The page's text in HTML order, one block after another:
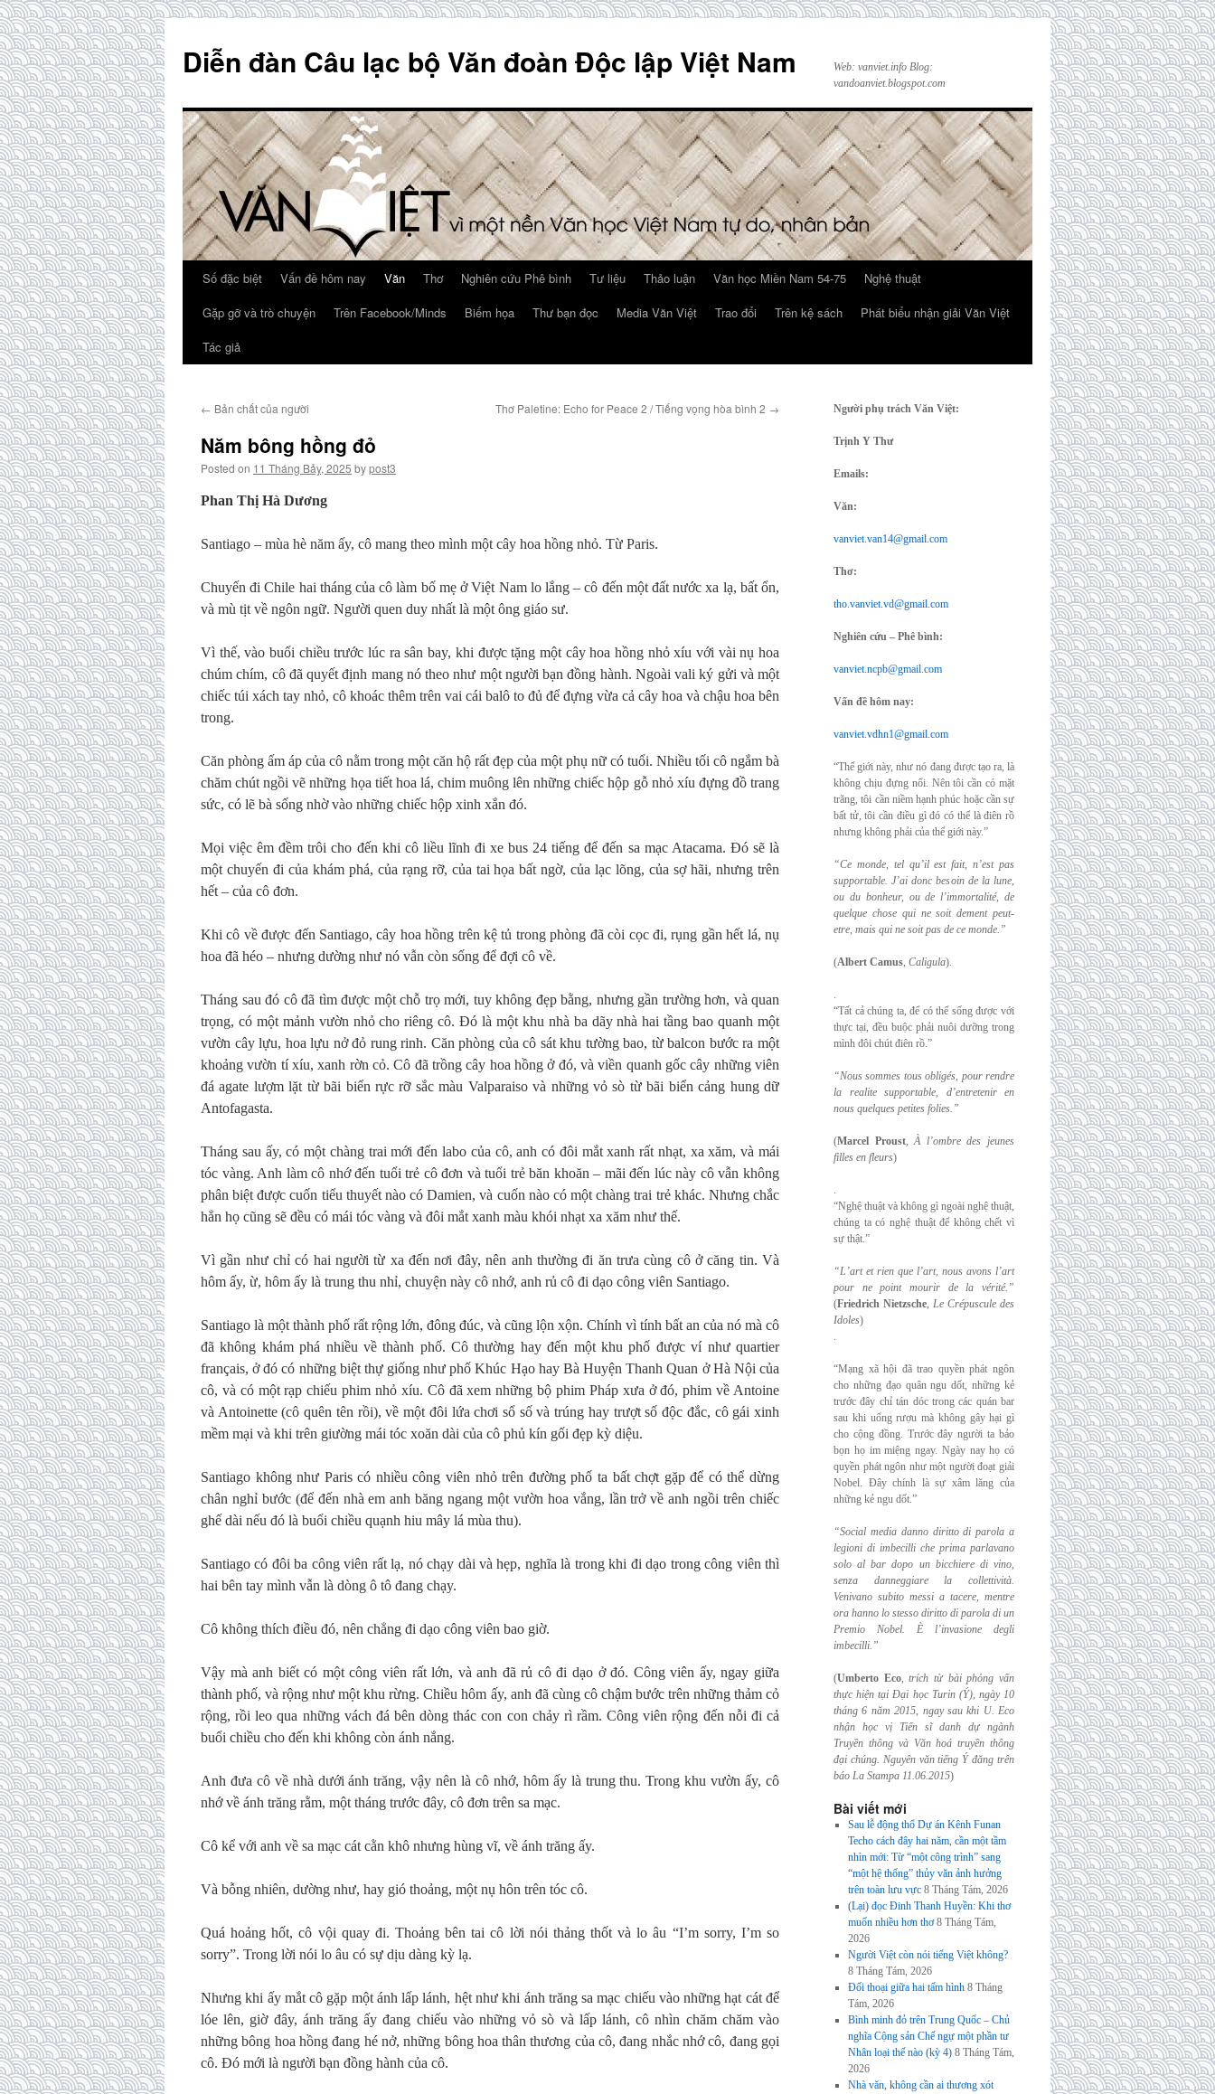
content
Diễn đàn Câu lạc bộ Văn đoàn Độc lập Việt Nam
Web: vanviet.info Blog:
vandoanviet.blogspot.com
Số đặc biệt Vấn đề hôm nay Văn Thơ Nghiên cứu Phê bình Tư liệu Thảo luận Văn học Miền Nam 54-75
Nghệ thuật
Gặp gỡ và trò chuyện
Trên Facebook/Minds Biếm họa Thư bạn đọc Media Văn Việt Trao đổi Trên kệ sách
Phát biểu nhận giải Văn Việt
Tác giả
← Bản chất của người Thơ Paletine: Echo for Peace 2 / Tiếng vọng hòa bình 2 →
Năm bông hồng đỏ
Posted on 11 Tháng Bảy, 2025 bypost3
Phan Thị Hà Dương
Santiago – mùa hè năm ấy, cô mang theo mình một cây hoa hồng nhỏ. Từ Paris.
Chuyến đi Chile hai tháng của cô làm bố mẹ ở Việt Nam lo lắng – cô đến một đất nước xa lạ, bất ổn,
và mù tịt về ngôn ngữ. Người quen duy nhất là một ông giáo sư.
Vì thế, vào buổi chiều trước lúc ra sân bay, khi được tặng một cây hoa hồng nhỏ xíu với vài nụ hoa
chúm chím, cô đã quyết định mang nó theo như một người bạn đồng hành. Ngoài vali ký gửi và một
chiếc túi xách tay nhỏ, cô khoác thêm trên vai cái balô to đủ để đựng vừa cả cây hoa và chậu hoa bên
trong.
Căn phòng ấm áp của cô nằm trong một căn hộ rất đẹp của một phụ nữ có tuổi. Nhiều tối cô ngắm bà
chăm chút ngồi vẽ những họa tiết hoa lá, chim muông lên những chiếc hộp gỗ nhỏ xíu đựng đồ trang
sức, có lẽ bà sống nhờ vào những chiếc hộp xinh xắn đó.
Mọi việc êm đềm trôi cho đến khi cô liều lĩnh đi xe bus 24 tiếng để đến sa mạc Atacama. Đó sẽ là
một chuyến đi của khám phá, của rạng rỡ, của tai họa bất ngờ, của lạc lõng, của sợ hãi, nhưng trên
hết – của cô đơn.
Khi cô về được đến Santiago, cây hoa hồng trên kệ tủ trong phòng đã còi cọc đi, rụng gần hết lá, nụ
hoa đã héo – nhưng dường như nó vẫn còn sống để đợi cô về.
Tháng sau đó cô đã tìm được một chỗ trọ mới, tuy không đẹp bằng, nhưng gần trường hơn, và quan
trọng, có một mảnh vườn nhỏ cho riêng cô. Đó là một khu nhà ba dãy nhà hai tầng bao quanh một
vườn cây lựu, hoa lựu nở đỏ rung rinh. Căn phòng của cô sát khu tường bao, từ balcon bước ra một
khoảng vườn tí xíu, xanh rờn cỏ. Cô đã trồng cây hoa hồng ở đó, và viền quanh gốc cây những viên
đá agate lượm lặt từ bãi biển rực rỡ sắc màu Valparaiso và những vỏ sò từ bãi biển cảng hung dữ
Antofagasta.
Tháng sau ấy, có một chàng trai mới đến labo của cô, anh có đôi mắt xanh rất nhạt, xa xăm, và mái
tóc vàng. Anh làm cô nhớ đến tuổi trẻ cô đơn và tuổi trẻ băn khoăn – mãi đến lúc này cô vẫn không
phân biệt được cuốn tiểu thuyết nào có Damien, và cuốn nào có một chàng trai trẻ khác. Nhưng chắc
hẳn họ cũng sẽ đều có mái tóc vàng và đôi mắt xanh màu khói nhạt xa xăm như thế.
Vì gần như chỉ có hai người từ xa đến nơi đây, nên anh thường đi ăn trưa cùng cô ở căng tin. Và
hôm ấy, ừ, hôm ấy là trung thu nhỉ, chuyện này cô nhớ, anh rủ cô đi dạo công viên Santiago.
Santiago là một thành phố rất rộng lớn, đông đúc, và cũng lộn xộn. Chính vì tính bất an của nó mà cô
đã không khám phá nhiều về thành phố. Cô thường hay đến một khu phố được ví như quartier
français, ở đó có những biệt thự giống như phố Khúc Hạo hay Bà Huyện Thanh Quan ở Hà Nội của
cô, và có một rạp chiếu phim nhỏ xíu. Cô đã xem những bộ phim Pháp xưa ở đó, phim về Antoine
và Antoinette (cô quên tên rồi), về một đôi lứa chơi sổ số và trúng hay trượt số độc đắc, cô gái xinh
mềm mại và khi trên giường mái tóc xoăn dài của cô phủ kín gối đẹp kỳ diệu.
Santiago không như Paris có nhiều công viên nhỏ trên đường phố ta bất chợt gặp để có thể dừng
chân nghỉ bước (để đến nhà em anh băng ngang một vườn hoa vắng, lần trở về anh ngồi trên chiếc
ghế dài nếu đó là buổi chiều quạnh hiu mây lá mùa thu).
Santiago có đôi ba công viên rất lạ, nó chạy dài và hẹp, nghĩa là trong khi đi dạo trong công viên thì
hai bên tay mình vẫn là dòng ô tô đang chạy.
Cô không thích điều đó, nên chẳng đi dạo công viên bao giờ.
Vậy mà anh biết có một công viên rất lớn, và anh đã rủ cô đi dạo ở đó. Công viên ấy, ngay giữa
thành phố, và rộng như một khu rừng. Chiều hôm ấy, anh đã cùng cô chậm bước trên những thảm cỏ
rộng, rồi leo qua những vách đá bên dòng thác con con chảy rì rầm. Công viên rộng đến nỗi đi cả
buổi chiều cho đến khi không còn ánh nắng.
Anh đưa cô về nhà dưới ánh trăng, vậy nên là cô nhớ, hôm ấy là trung thu. Trong khu vườn ấy, cô
nhớ về ánh trăng rằm, một tháng trước đây, cô đơn trên sa mạc.
Cô kể với anh về sa mạc cát cằn khô nhưng hùng vĩ, về ánh trăng ấy.
Và bỗng nhiên, dường như, hay gió thoảng, một nụ hôn trên tóc cô.
Quá hoảng hốt, cô vội quay đi. Thoảng bên tai cô lời nói thảng thốt và lo âu “I’m sorry, I’m so
sorry”. Trong lời nói lo âu có sự dịu dàng kỳ lạ.
Nhưng khi ấy mắt cô gặp một ánh lấp lánh, hệt như khi ánh trăng sa mạc chiếu vào những hạt cát để
lóe lên, giờ đây, ánh trăng ấy đang chiếu vào những vỏ sò và lấp lánh, cô nhìn chăm chăm vào
những bông hoa hồng đang hé nở, những bông hoa thân thương của cô, đang nhắc nhớ cô, đang gọi
cô. Đó mới là người bạn đồng hành của cô.
Người phụ trách Văn Việt:
Trịnh Y Thư
Emails:
Văn:
vanviet.van14@gmail.com
Thơ:
tho.vanviet.vd@gmail.com
Nghiên cứu – Phê bình:
vanviet.ncpb@gmail.com
Vấn đề hôm nay:
vanviet.vdhn1@gmail.com
“Thế giới này, như nó đang được tạo ra, là
không chịu đựng nổi. Nên tôi cần có mặt
trăng, tôi cần niềm hạnh phúc hoặc cần sự
bất tử, tôi cần điều gì đó có thể là điên rồ
nhưng không phải của thế giới này.”
“Ce monde, tel qu’il est fait, n’est pas
supportable. J’ai donc besoin de la lune,
ou du bonheur, ou de l’immortalité, de
quelque chose qui ne soit dement peut-
etre, mais qui ne soit pas de ce monde.”
(Albert Camus, Caligula).
.
“Tất cả chúng ta, để có thể sống được với
thực tại, đều buộc phải nuôi dưỡng trong
mình đôi chút điên rồ.”
“Nous sommes tous obligés, pour rendre
la realite supportable, d’entretenir en
nous quelques petites folies.”
(Marcel Proust,À l’ombre des jeunes
filles en fleurs)
.
“Nghệ thuật và không gì ngoài nghệ thuật,
chúng ta có nghệ thuật để không chết vì
sự thật.”
“L’art et rien que l’art, nous avons l’art
pour ne point mourir de la vérité.”
(Friedrich Nietzsche, Le Crépuscule des
Idoles)
.
“Mạng xã hội đã trao quyền phát ngôn
cho những đạo quân ngu dốt, những kẻ
trước đây chỉ tán dóc trong các quán bar
sau khi uống rượu mà không gây hại gì
cho cộng đồng. Trước đây người ta bảo
bọn họ im miệng ngay. Ngày nay họ có
quyền phát ngôn như một người đoạt giải
Nobel. Đây chính là sự xâm lăng của
những kẻ ngu dốt.”
“Social media danno diritto di parola a
legioni di imbecilli che prima parlavano
solo albar dopo un bicchiere di vino,
senza danneggiare la collettività.
Venivano subito messi a tacere, mentre
ora hanno lo stesso diritto di parola di un
Premio Nobel. È l’invasione degli
imbecilli.”
(Umberto Eco,trích từ bài phỏng vấn
thực hiện tại Đại học Turin (Ý), ngày 10
tháng 6 năm 2015, ngay sau khi U. Eco
nhận học vị Tiến sĩ danh dự ngành
Truyền thông và Văn hoá truyền thông
đại chúng. Nguyên văn tiếng Ý đăng trên
báo La Stampa 11.06.2015)
Bài viết mới
Sau lễ động thổ Dự án Kênh Funan
Techo cách đây hai năm, cần một tầm
nhìn mới: Từ “một công trình” sang
“một hệ thống” thủy văn ảnh hưởng
trên toàn lưu vực 8 Tháng Tám, 2026
(Lại) đọc Đinh Thanh Huyền: Khi thơ
muốn nhiều hơn thơ 8 Tháng Tám,
2026
Người Việt còn nói tiếng Việt không?
8 Tháng Tám, 2026
Đối thoại giữa hai tấm hình 8 Tháng
Tám, 2026
Bình minh đỏ trên Trung Quốc – Chủ
nghĩa Cộng sản Chế ngự một phần tư
Nhân loại thế nào (kỳ 4) 8 Tháng Tám,
2026
Nhà văn, không cần ai thương xót